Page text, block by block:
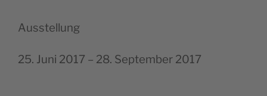
Auss­tel­lung
25. Juni 2017 – 28. Sep­tem­ber 2017